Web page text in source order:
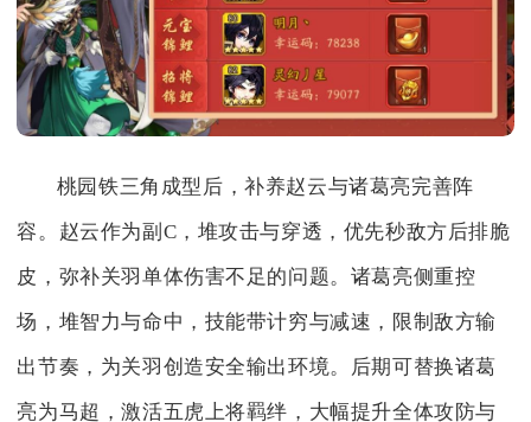
桃园铁三角成型后，补养赵云与诸葛亮完善阵
容。赵云作为副C，堆攻击与穿透，优先秒敌方后排脆
皮，弥补关羽单体伤害不足的问题。诸葛亮侧重控
场，堆智力与命中，技能带计穷与减速，限制敌方输
出节奏，为关羽创造安全输出环境。后期可替换诸葛
亮为马超，激活五虎上将羁绊，大幅提升全体攻防与